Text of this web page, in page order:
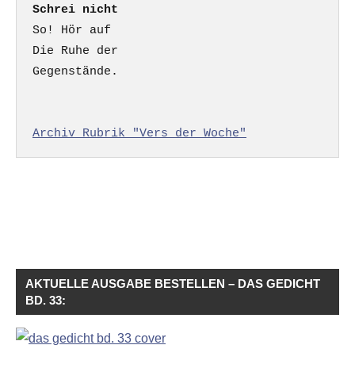
Schrei nicht
So! Hör auf
Die Ruhe der
Gegenstände.
Archiv Rubrik "Vers der Woche"
AKTUELLE AUSGABE BESTELLEN – DAS GEDICHT
BD. 33: